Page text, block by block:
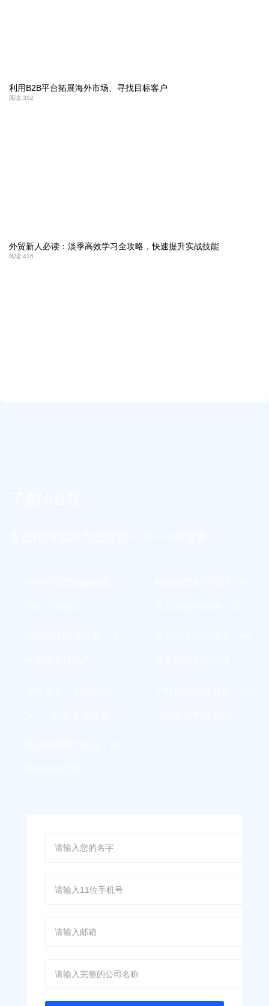
利用B2B平台拓展海外市场、寻找目标客户
阅读:352
外贸新人必读：淡季高效学习全攻略，快速提升实战技能
阅读:416